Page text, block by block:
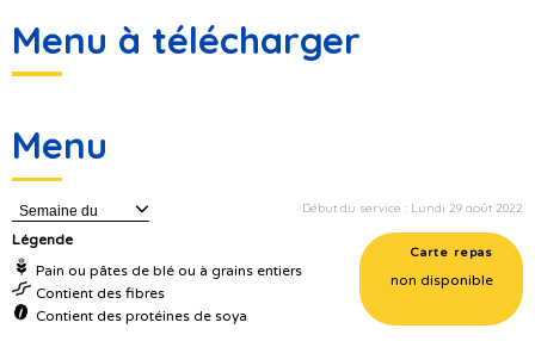
Menu à télécharger
Menu
Semaine du Début du service : Lundi 29 août 2022
Légende
Pain ou pâtes de blé ou à grains entiers
Contient des fibres
Contient des protéines de soya
Carte repas
non disponible